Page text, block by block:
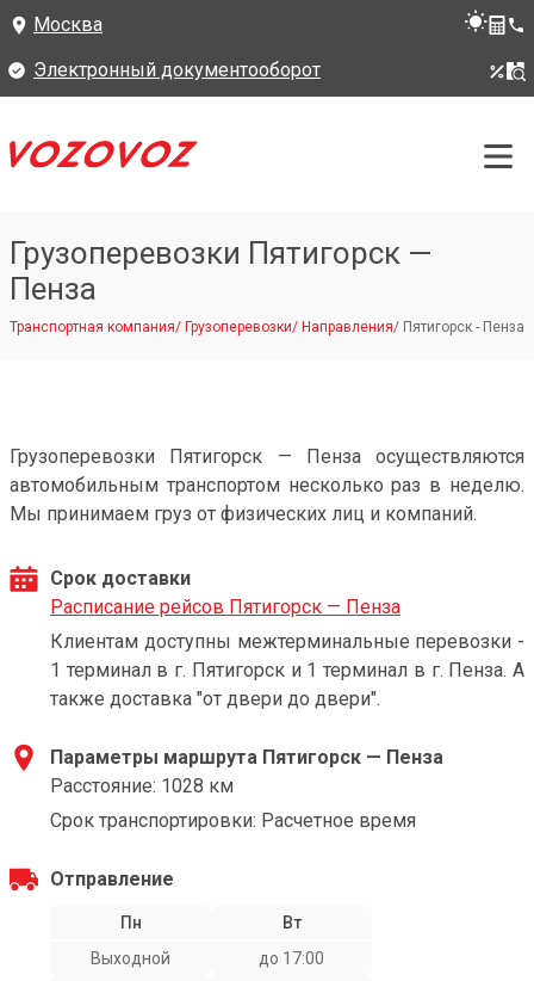
Москва
Электронный документооборот
Грузоперевозки Пятигорск —
Пенза
Транспортная компания/ Грузоперевозки/ Направления/ Пятигорск - Пенза
Грузоперевозки Пятигорск — Пенза осуществляются
автомобильным транспортом несколько раз в неделю.
Мы принимаем груз от физических лиц и компаний.
Срок доставки
Расписание рейсов Пятигорск — Пенза
Клиентам доступны межтерминальные перевозки -
1 терминал в г. Пятигорск и 1 терминал в г. Пенза. А
также доставка "от двери до двери".
Параметры маршрута Пятигорск — Пенза
Расстояние: 1028 км
Срок транспортировки: Расчетное время
Отправление
Пн
Выходной
Вт
до 17:00